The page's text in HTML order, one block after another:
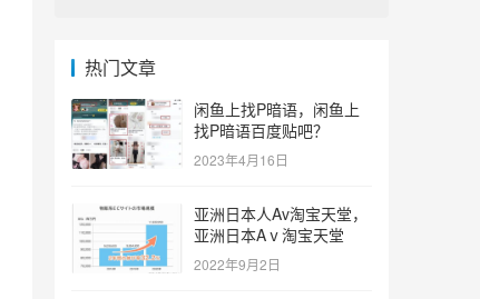
热门文章
闲鱼上找P暗语，闲鱼上
找P暗语百度贴吧？
2023年4月16日
亚洲日本人Av淘宝天堂，
亚洲日本Aⅴ淘宝天堂
2022年9月2日